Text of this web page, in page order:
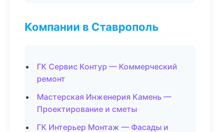
Компании в Ставрополь
ГК Сервис Контур — Коммерческий
ремонт
Мастерская Инженерия Камень —
Проектирование и сметы
ГК Интерьер Монтаж — Фасады и